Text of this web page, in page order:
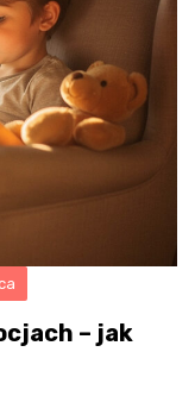
– jak